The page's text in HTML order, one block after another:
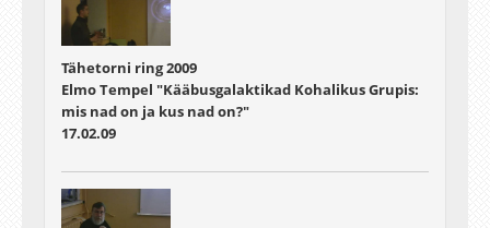
Tähetorni ring 2009
Elmo Tempel "Kääbusgalaktikad Kohalikus Grupis:
mis nad on ja kus nad on?"
17.02.09